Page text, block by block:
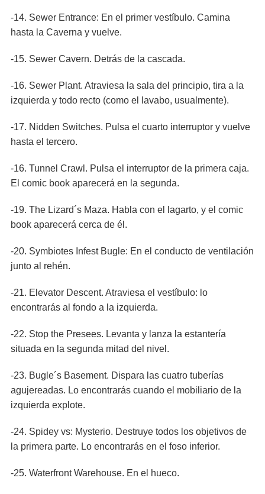
-14. Sewer Entrance: En el primer vestíbulo. Camina
hasta la Caverna y vuelve.
-15. Sewer Cavern. Detrás de la cascada.
-16. Sewer Plant. Atraviesa la sala del principio, tira a la
izquierda y todo recto (como el lavabo, usualmente).
-17. Nidden Switches. Pulsa el cuarto interruptor y vuelve
hasta el tercero.
-16. Tunnel Crawl. Pulsa el interruptor de la primera caja.
El comic book aparecerá en la segunda.
-19. The Lizard´s Maza. Habla con el lagarto, y el comic
book aparecerá cerca de él.
-20. Symbiotes Infest Bugle: En el conducto de ventilación
junto al rehén.
-21. Elevator Descent. Atraviesa el vestíbulo: lo
encontrarás al fondo a la izquierda.
-22. Stop the Presees. Levanta y lanza la estantería
situada en la segunda mitad del nivel.
-23. Bugle´s Basement. Dispara las cuatro tuberías
agujereadas. Lo encontrarás cuando el mobiliario de la
izquierda explote.
-24. Spidey vs: Mysterio. Destruye todos los objetivos de
la primera parte. Lo encontrarás en el foso inferior.
-25. Waterfront Warehouse. En el hueco.